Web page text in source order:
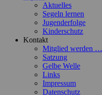
Aktuelles
Segeln lernen
Jugenderfolge
Kinderschutz
Kontakt
Mitglied werden …
Satzung
Gelbe Welle
Links
Impressum
Datenschutz